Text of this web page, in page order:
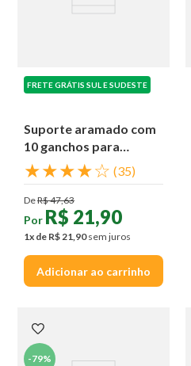
FRETE GRÁTIS SUL E SUDESTE
Suporte aramado com
10 ganchos para
parede
★★★★☆ (35)
DeR$47,63
Por R$ 21,90
1x de R$21,90sem juros
Adicionar ao carrinho
-79%